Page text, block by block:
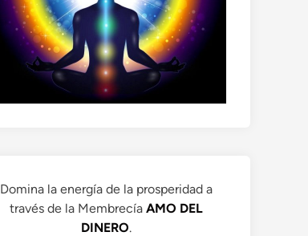
Domina la energía de la prosperidad a
través de la Membrecía AMO DEL
DINERO.